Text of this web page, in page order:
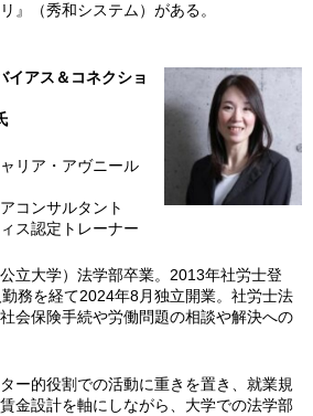
』（秀和システム）がある。
イアス＆コネクショ
リア・アヴニール
コンサルタント
ス認定トレーナー
立大学）法学部卒業。2013年社労士登
務を経て2024年8月独立開業。社労士法
会保険手続や労働問題の相談や解決への
ー的役割での活動に重きを置き、就業規
金設計を軸にしながら、大学での法学部